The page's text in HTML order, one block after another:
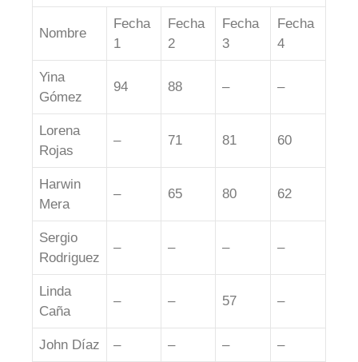
Nombre
Fecha
1
Fecha
2
Fecha
3
Fecha
4
Yina
Gómez
94 88 – –
Lorena
Rojas
– 71 81 60
Harwin
Mera
– 65 80 62
Sergio
Rodriguez
– – – –
Linda
Caña
– – 57 –
John Díaz – – – –